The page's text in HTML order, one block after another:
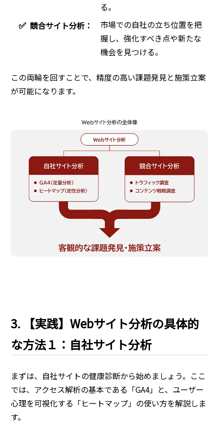
る。
✅ 競合サイト分析：
市場での自社の立ち位置を把
握し、強化すべき点や新たな
機会を見つける。
この両輪を回すことで、精度の高い課題発見と施策立案
が可能になります。
3. 【実践】Webサイト分析の具体的
な方法１：自社サイト分析
まずは、自社サイトの健康診断から始めましょう。ここ
では、アクセス解析の基本である「GA4」と、ユーザー
心理を可視化する「ヒートマップ」の使い方を解説しま
す。